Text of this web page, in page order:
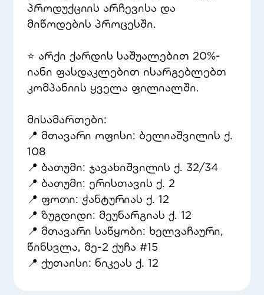
პროდუქციის არჩევისა და
მიწოდების პროცესში.
⭐ არქი ქარდის საშუალებით 20%-
იანი ფასდაკლებით ისარგებლებთ
კომპანიის ყველა ფილიალში.
მისამართები:
📍 მთავარი ოფისი: ბელიაშვილის ქ.
108
📍 ბათუმი: ჯავახიშვილის ქ. 32/34
📍 ბათუმი: ერისთავის ქ. 2
📍 ფოთი: ჭანტურიას ქ. 12
📍 ზუგდიდი: მეუნარგიას ქ. 12
📍 მთავარი საწყობი: ხელვაჩაური,
წინსვლა, მე-2 ქუჩა #15
📍 ქუთაისი: ნიკეას ქ. 12